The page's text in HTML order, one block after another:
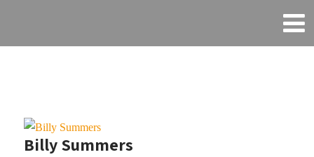
Billy Summers